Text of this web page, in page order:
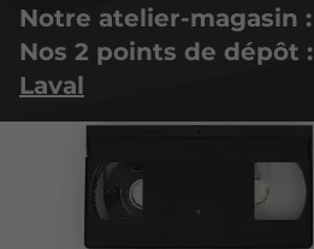
Notre atelier-magasin :
Nos 2 points de dépôt :
Laval